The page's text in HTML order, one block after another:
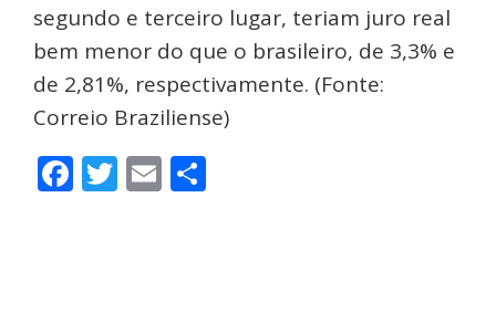
segundo e terceiro lugar, teriam juro real
bem menor do que o brasileiro, de 3,3% e
de 2,81%, respectivamente. (Fonte:
Correio Braziliense)
Facebook
Twitter
Email